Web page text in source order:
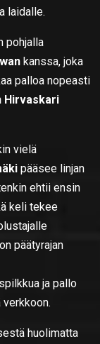
laidalle.
pohjalla
kanssa, joka
palloa nopeasti
Hirvaskari
vielä
pääsee linjan
ehtii ensin
keli tekee
päätyrajan
ja pallo
huolimatta